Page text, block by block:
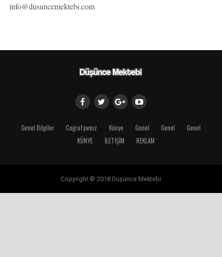
info@dusuncemektebi.com
Genel Bilgiler Coğrafyamız Künye Genel Genel
Genel
KÜNYE
İLETİŞİM REKLAM
Copyright © 2018 Düşünce Mektebi